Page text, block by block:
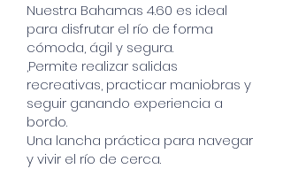
Nuestra Bahamas 4.60 es ideal
para disfrutar el río de forma
cómoda, ágil y segura.
,Permite realizar salidas
recreativas, practicar maniobras y
seguir ganando experiencia a
bordo.
Una lancha práctica para navegar
y vivir el río de cerca.